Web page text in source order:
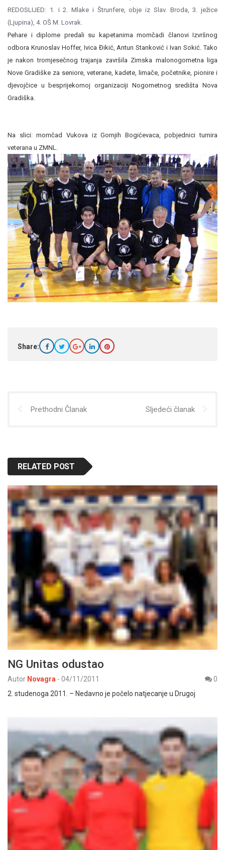
REDOSLIJED: 1. i 2. Mlake i Štrunfere, obje iz Slav. Broda, 3. ježice
(Ljupina), 4. OŠ M. Lovrak.
Pehare i diplome predali su kapetanima momčadi članovi Izvršnog
odbora Krunoslav Hoffer, Ivica Đikić, Antun Stanković i Ivan Sokić. Tako
je nakon tromjesečnog trajanja završila Zimska malonogometna liga
Nove Gradiške za seniore, veterane, kadete, limače, početnike, pionire i
djevojčice u besprijekornoj organizaciji Nogometnog središta Nova
Gradiška.
Na slici: momčad Vukova iz Gornjih Bogićevaca, pobjednici turnira
veterana u ZMNL.
Share:
Prethodni Članak Sljedeći članak
RELATED POST
NG Unitas odustao
Autor Novagra - 04/11/2011
0
2. studenoga 2011. – Nedavno je počelo natjecanje u Drugoj